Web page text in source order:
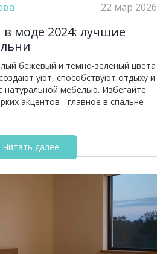
22 мар 2026
в моде 2024: лучшие
бежевый и тёмно-зелёный цвета
уют, способствуют отдыху и
натуральной мебелью. Избегайте
акцентов - главное в спальне -
Читать далее